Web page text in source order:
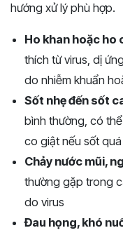
hướng xử lý phù hợp.
Ho khan hoặc ho
thích từ virus, dị
do nhiễm khuẩn
Sốt nhẹ đến sốt
bình thường, có
co giật nếu sốt
Chảy nước mũi,
thường gặp trong
do virus
Đau họng, khó